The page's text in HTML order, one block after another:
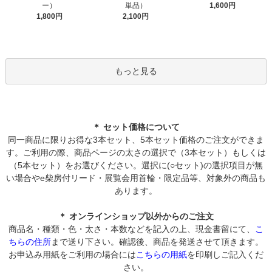
ー）
1,800円
単品）
2,100円
1,600円
もっと見る
＊ セット価格について
同一商品に限りお得な3本セット、5本セット価格のご注文ができま
す。ご利用の際、商品ページの太さの選択で（3本セット）もしくは
（5本セット）をお選びください。選択に(○セット)の選択項目が無
い場合やe柴房付リード・展覧会用首輪・限定品等、対象外の商品も
あります。
＊ オンラインショップ以外からのご注文
商品名・種類・色・太さ・本数などを記入の上、現金書留にて、
こ
ちらの住所まで送り下さい。確認後、商品を発送させて頂きます。
お申込み用紙をご利用の場合にはこちらの用紙を印刷しご記入くだ
さい。